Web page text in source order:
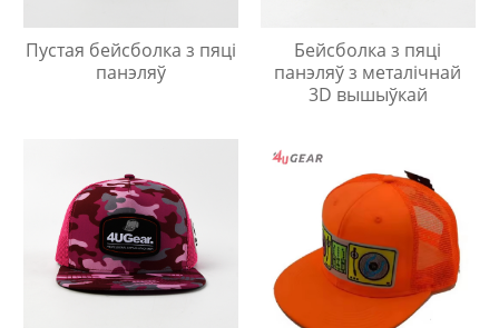
Пустая бейсболка з пяці
панэляў
Бейсболка з пяці
панэляў з металічнай
3D вышыўкай